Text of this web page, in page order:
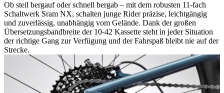
Ob steil bergauf oder schnell bergab – mit dem robusten 11-fach
Schaltwerk Sram NX, schalten junge Rider präzise, leichtgängig
und zuverlässig, unabhängig vom Gelände. Dank der großen
Übersetzungsbandbreite der 10-42 Kassette steht in jeder Situation
der richtige Gang zur Verfügung und der Fahrspaß bleibt nie auf der
Strecke.